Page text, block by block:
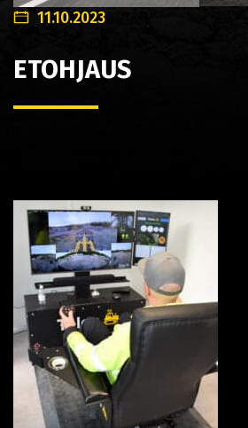
11.10.2023
ETOHJAUS